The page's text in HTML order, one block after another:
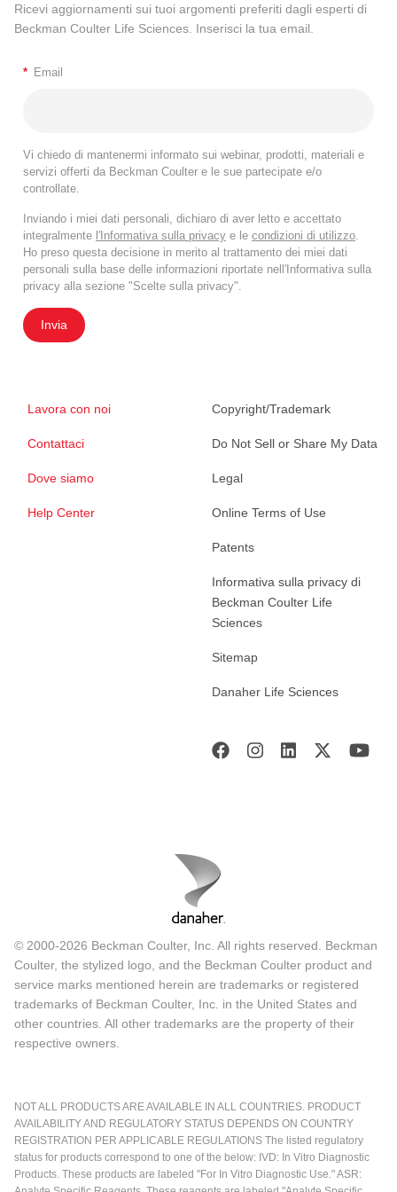
Ricevi aggiornamenti sui tuoi argomenti preferiti dagli esperti di
Beckman Coulter Life Sciences. Inserisci la tua email.
* Email
Vi chiedo di mantenermi informato sui webinar, prodotti, materiali e
servizi offerti da Beckman Coulter e le sue partecipate e/o
controllate.
Inviando i miei dati personali, dichiaro di aver letto e accettato
integralmente l'Informativa sulla privacy e le condizioni di utilizzo
Ho preso questa decisione in merito al trattamento dei miei dati
personali sulla base delle informazioni riportate nell'Informativa sulla
privacy alla sezione "Scelte sulla privacy".
Invia
Lavora con noi
Contattaci
Dove siamo
Help Center
Copyright/Trademark
Do Not Sell or Share My Data
Legal
Online Terms of Use
Patents
Informativa sulla privacy di
Beckman Coulter Life
Sciences
Sitemap
Danaher Life Sciences
© 2000-2026 Beckman Coulter, Inc. All rights reserved. Beckman
Coulter, the stylized logo, and the Beckman Coulter product and
service marks mentioned herein are trademarks or registered
trademarks of Beckman Coulter, Inc. in the United States and
other countries. All other trademarks are the property of their
respective owners.
NOT ALL PRODUCTS ARE AVAILABLE IN ALL COUNTRIES. PRODUCT
AVAILABILITY AND REGULATORY STATUS DEPENDS ON COUNTRY
REGISTRATION PER APPLICABLE REGULATIONS The listed regulatory
status for products correspond to one of the below: IVD: In Vitro Diagnostic
Products. These products are labeled "For In Vitro Diagnostic Use." ASR: